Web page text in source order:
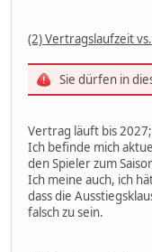
(2) Vertragslaufzeit
Sie dürfen in
Vertrag läuft bis
Ich befinde mich
den Spieler zum
Ich meine auch, ich
dass die
falsch zu sein.